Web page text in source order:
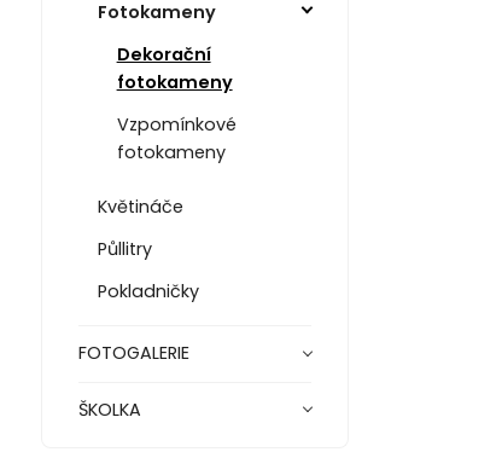
Fotokameny
Dekorační
fotokameny
Vzpomínkové
fotokameny
Květináče
Půllitry
Pokladničky
FOTOGALERIE
ŠKOLKA